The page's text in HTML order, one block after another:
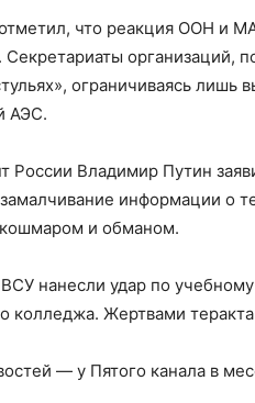
что реакция ООН и
Секретариаты организаций,
ограничиваясь
АЭС.
России Владимир Путин
информации о
и обманом.
нанесли удар по
колледжа. Жертвами
— у Пятого канала в